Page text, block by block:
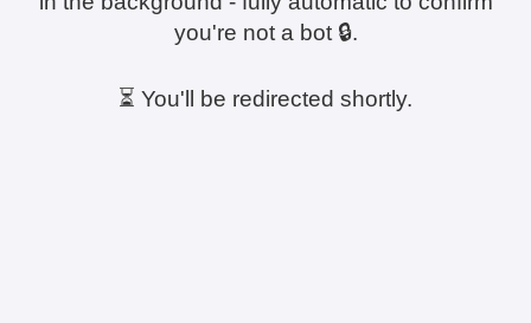
you're not a bot 🔒.
⏳ You'll be redirected shortly.